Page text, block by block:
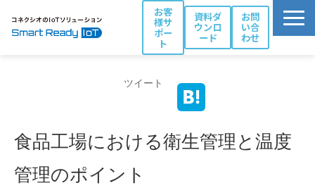
お客
様サ
ポー
ト
資料ダ
ウンロ
ード
お問
い合
わせ
コネクシオIoTの強み
導入事例
ツイート
食品工場における衛生管理と温度
管理のポイント